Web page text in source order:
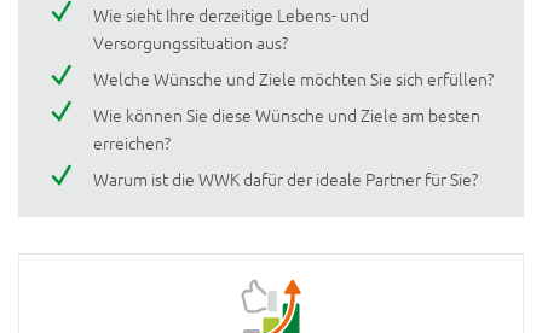
Wie sieht Ihre derzeitige Lebens- und
Versorgungssituation aus?
Welche Wünsche und Ziele möchten Sie sich erfüllen?
Wie können Sie diese Wünsche und Ziele am besten
erreichen?
Warum ist die WWK dafür der ideale Partner für Sie?